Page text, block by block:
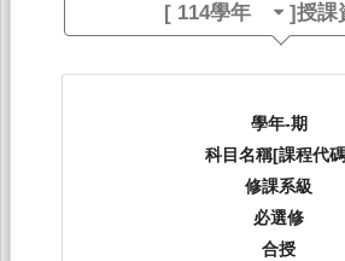
[ 114學年 ]授課
學年-期
科目名稱[課程代
修課系級
必選修
合授